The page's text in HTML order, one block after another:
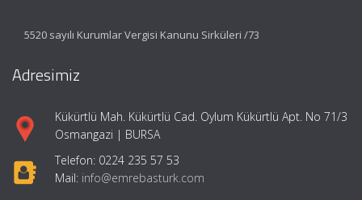
5520 sayılı Kurumlar Vergisi Kanunu Sirküleri /73
Adresimiz
Kükürtlü Mah. Kükürtlü Cad. Oylum Kükürtlü Apt. No 71/3
Osmangazi | BURSA
Telefon: 0224 235 57 53
Mail: info@emrebasturk.com